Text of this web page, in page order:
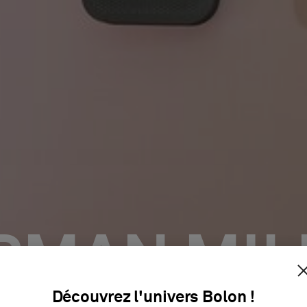
Découvrez l'univers Bolon !